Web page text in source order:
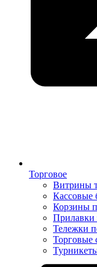
Торговое
Витрины
Кассовые
Корзины
Прилавки
Тележки
Торговые